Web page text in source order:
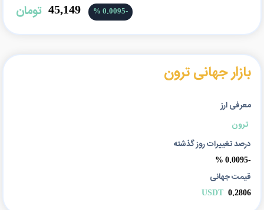
-0.0095 %
45,149 تومان
بازار جهانی ترون
معرفی ارز
ترون
درصد تغییرات روز گذشته
-0.0095 %
قیمت جهانی
0.2806
USDT